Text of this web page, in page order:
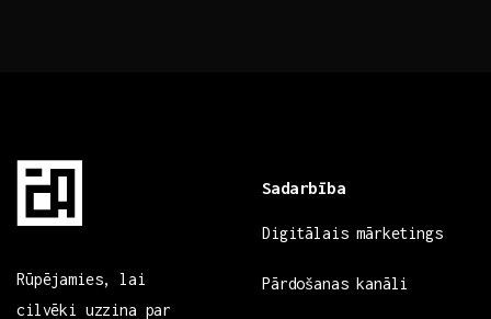
Rūpējamies, lai
cilvēki uzzina par
Sadarbība
Digitālais mārketings
Pārdošanas kanāli